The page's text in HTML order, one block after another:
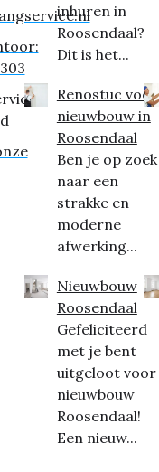
inhuren in
Roosendaal?
Dit is het...
Renostuc voor
nieuwbouw in
Roosendaal
Ben je op zoek
naar een
strakke en
moderne
afwerking...
Nieuwbouw
Roosendaal
Gefeliciteerd
met je bent
uitgeloot voor
nieuwbouw
Roosendaal!
Een nieuw...